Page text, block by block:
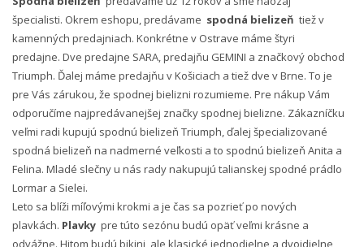
špecialisti. Okrem eshopu, predávame spodná bielizeň tiež v
kamenných predajniach. Konkrétne v Ostrave máme štyri
predajne. Dve predajne SARA, predajňu GEMINI a značkový obchod
Triumph. Ďalej máme predajňu v Košiciach a tiež dve v Brne. To je
pre Vás zárukou, že spodnej bielizni rozumieme. Pre nákup Vám
odporučíme najpredávanejšej značky spodnej bielizne. Zákazníčku
veľmi radi kupujú spodnú bielizeň Triumph, ďalej špecializované
spodná bielizeň na nadmerné veľkosti a to spodnú bielizeň Anita a
Felina. Mladé slečny u nás rady nakupujú talianskej spodné prádlo
Lormar a Sielei.
Leto sa blíži míľovými krokmi a je čas sa pozrieť po nových
plavkách. Plavky pre túto sezónu budú opäť veľmi krásne a
odvážne. Hitom budú bikini, ale klasické jednodielne a dvojdielne